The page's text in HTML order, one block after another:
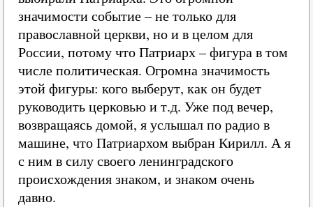
значимости событие – не только для
православной церкви, но и в целом для
России, потому что Патриарх – фигура в том
числе политическая. Огромна значимость
этой фигуры: кого выберут, как он будет
руководить церковью и т.д. Уже под вечер,
возвращаясь домой, я услышал по радио в
машине, что Патриархом выбран Кирилл. А я
с ним в силу своего ленинградского
происхождения знаком, и знаком очень
давно.